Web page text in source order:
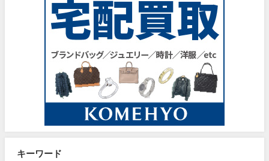
キーワード